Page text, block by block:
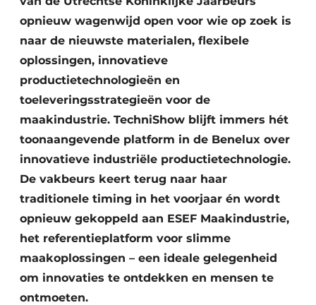
opnieuw wagenwijd open voor wie op zoek is
naar de nieuwste materialen, flexibele
oplossingen, innovatieve
productietechnologieën en
toeleveringsstrategieën voor de
maakindustrie. TechniShow blijft immers hét
toonaangevende platform in de Benelux over
innovatieve industriële productietechnologie.
De vakbeurs keert terug naar haar
traditionele timing in het voorjaar én wordt
opnieuw gekoppeld aan ESEF Maakindustrie,
het referentieplatform voor slimme
maakoplossingen – een ideale gelegenheid
om innovaties te ontdekken en mensen te
ontmoeten.